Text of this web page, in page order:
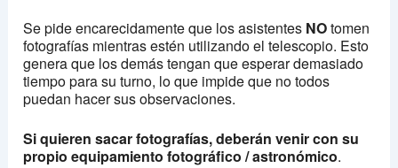
Se pide encarecidamente que los asistentes NOtomen
fotografías mientras estén utilizando el telescopio. Esto
genera que los demás tengan que esperar demasiado
tiempo para su turno, lo que impide que no todos
puedan hacer sus observaciones.
Si quieren sacar fotografías, deberán venir con su
propio equipamiento fotográfico / astronómico.